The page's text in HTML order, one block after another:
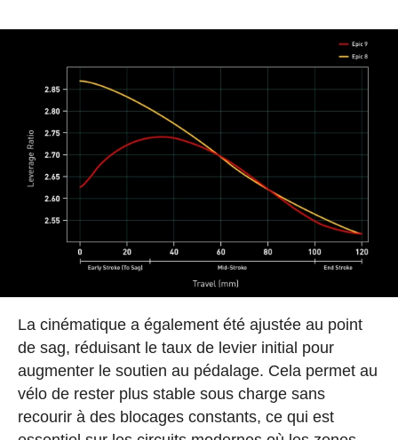
La cinématique a également été ajustée au point
de sag, réduisant le taux de levier initial pour
augmenter le soutien au pédalage. Cela permet au
vélo de rester plus stable sous charge sans
recourir à des blocages constants, ce qui est